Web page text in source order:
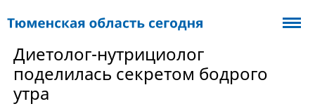
Диетолог-нутрициолог
поделилась секретом бодрого
утра